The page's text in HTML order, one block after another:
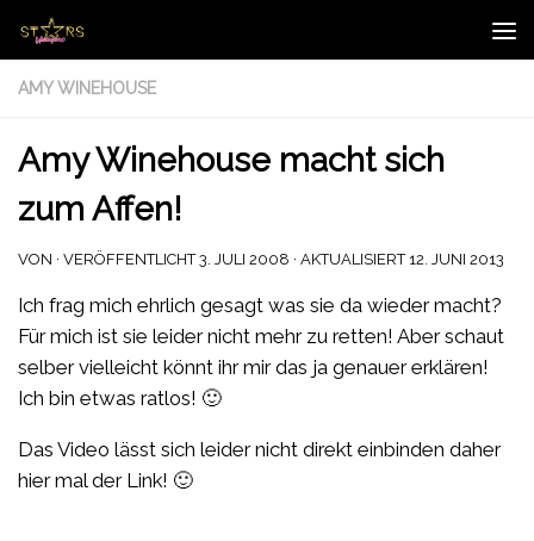
Zum Inhalt springen
AMY WINEHOUSE
Amy Winehouse macht sich
zum Affen!
VON · VERÖFFENTLICHT3. JULI 2008 · AKTUALISIERT 12. JUNI 2013
Ich frag mich ehrlich gesagt was sie da wieder macht?
Für mich ist sie leider nicht mehr zu retten! Aber schaut
selber vielleicht könnt ihr mir das ja genauer erklären!
Ich bin etwas ratlos! 🙂
Das Video lässt sich leider nicht direkt einbinden daher
hier mal der Link! 🙂